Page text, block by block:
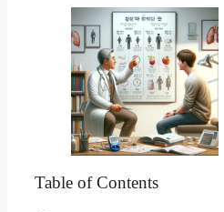
Table of Contents